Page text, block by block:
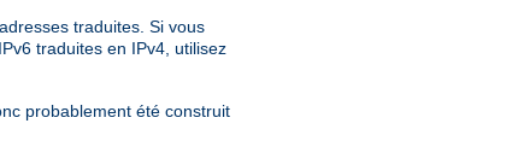
traduites. Si vous
traduites en IPv4, utilisez
probablement été construit